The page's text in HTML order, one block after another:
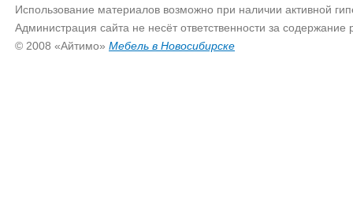
Использование материалов возможно при наличии активной
Администрация сайта не несёт ответственности за
© 2008 «Айтимо» Мебель в Новосибирске